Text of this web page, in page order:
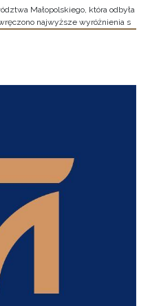
Małopolskiego, która odbyła
najwyższe wyróżnienia s